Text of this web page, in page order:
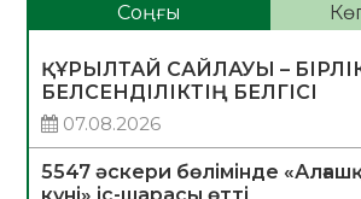
Соңғы
ҚҰРЫЛТАЙ САЙЛАУЫ –
БЕЛСЕНДІЛІКТІҢ БЕЛГІСІ
07.08.2026
5547 әскери бөлімінде